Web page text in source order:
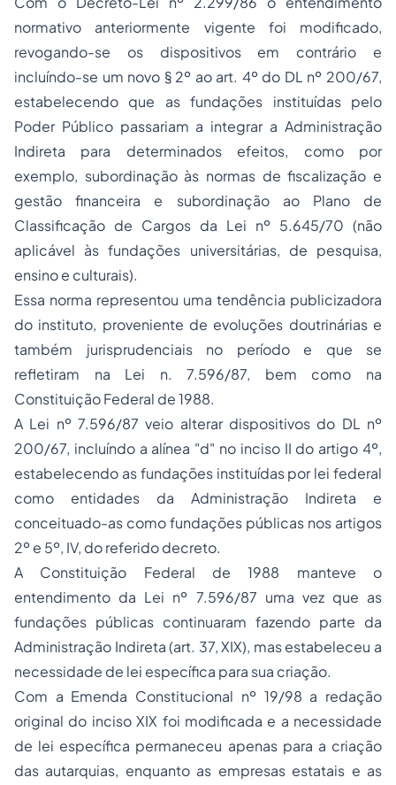
normativo anteriormente vigente foi modificado,
revogando-se os dispositivos em contrário e
incluíndo-se um novo § 2º ao art. 4º do DL nº 200/67,
estabelecendo que as fundações instituídas pelo
Poder Público passariam a integrar a Administração
Indireta para determinados efeitos, como por
exemplo, subordinação às normas defiscalização e
gestão financeira e subordinação ao Plano de
Classificação de Cargos da Lei nº 5.645/70 (não
aplicável às fundações universitárias, de pesquisa,
ensino e culturais).
Essa norma representou uma tendência publicizadora
do instituto, proveniente de evoluções doutrinárias e
também jurisprudenciais no período e que se
refletiram na Lei n. 7.596/87, bem como na
Constituição Federal de 1988.
A Lei nº 7.596/87 veio alterar dispositivos do DL nº
200/67, incluíndo a alínea "d" no inciso II do artigo 4º,
estabelecendo as fundações instituídas por lei federal
como entidades da Administração Indireta e
conceituado-as como fundações públicas nos artigos
2º e 5º, IV, do referido decreto.
A Constituição Federal de 1988 manteve o
entendimento da Lei nº 7.596/87 uma vez que as
fundações públicas continuaram fazendo parte da
Administração Indireta (art. 37, XIX), mas estabeleceu a
necessidade de lei específica para sua criação.
Com a Emenda Constitucional nº 19/98 a redação
original do inciso XIX foi modificada e a necessidade
de lei específica permaneceu apenas para a criação
das autarquias, enquanto as empresas estatais e as